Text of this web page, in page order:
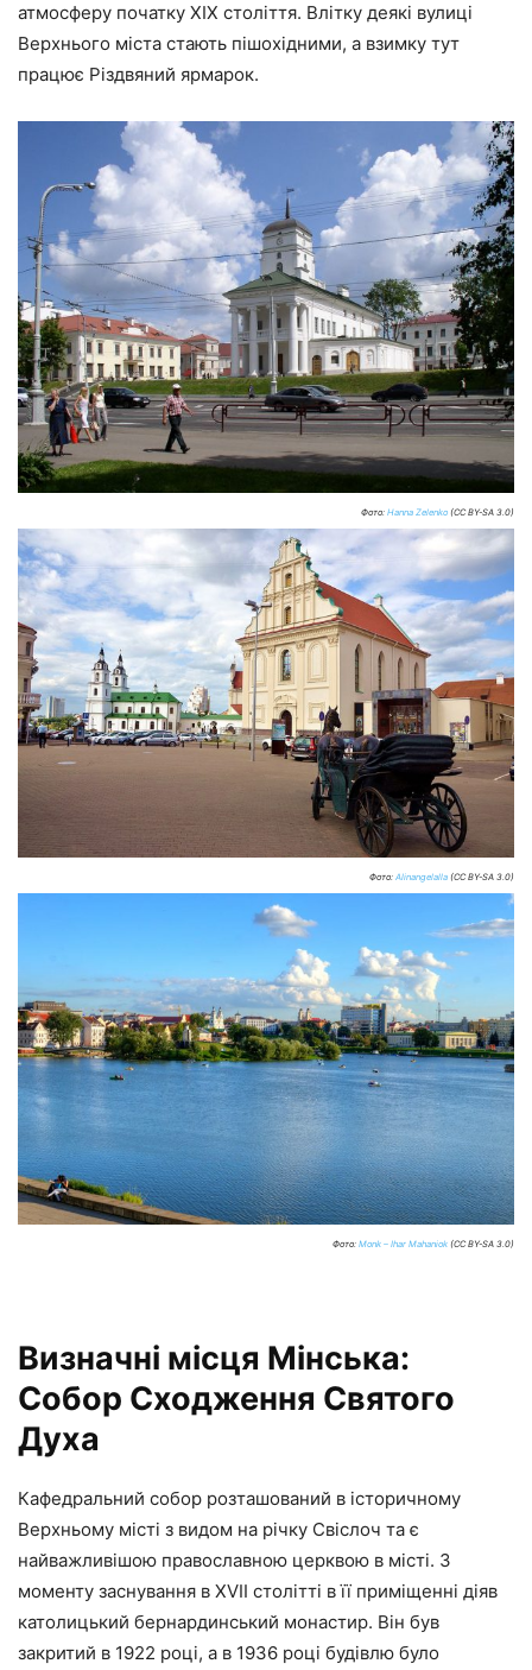
атмосферу початку XIX століття. Влітку деякі вулиці
Верхнього міста стають пішохідними, а взимку тут
працює Різдвяний ярмарок.
Фото: Hanna Zelenko (CC BY-SA 3.0)
Фото: Alinangelalla (CC BY-SA 3.0)
Фото: Monk – Ihar Mahaniok (CC BY-SA 3.0)
Визначні місця Мінська:
Собор Сходження Святого
Духа
Кафедральний собор розташований в історичному
Верхньому місті з видом на річку Свіслоч та є
найважливішою православною церквою в місті. З
моменту заснування в XVII столітті в її приміщенні діяв
католицький бернардинський монастир. Він був
закритий в 1922 році, а в 1936 році будівлю було